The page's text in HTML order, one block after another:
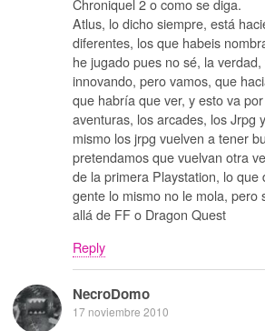
Chroniquel 2 o como se diga.
Atlus, lo dicho siempre, está
diferentes, los que habeis
he jugado pues no sé, la
innovando, pero vamos, que
que habría que ver, y esto va
aventuras, los arcades, los Jrpg
mismo los jrpg vuelven a tener
pretendamos que vuelvan otra
de la primera Playstation, lo que
gente lo mismo no le mola, pero
allá de FF o Dragon Quest
Reply
NecroDomo
17 noviembre 2010